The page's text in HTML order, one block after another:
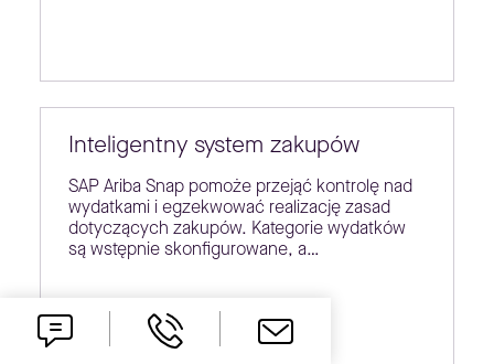
Inteligentny system zakupów
SAP Ariba Snap pomoże przejąć kontrolę nad
wydatkami i egzekwować realizację zasad
dotyczących zakupów. Kategorie wydatków
są wstępnie skonfigurowane, a…